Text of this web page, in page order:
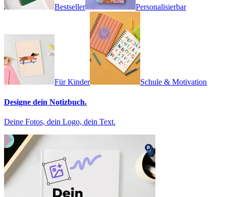
Bestseller Personalisierbar
Für Kinder Schule & Motivation
Designe dein Notizbuch.
Deine Fotos, dein Logo, dein Text.